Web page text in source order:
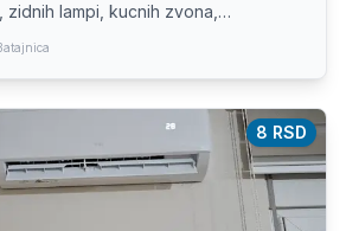
lampi, kucnih zvona,
bojlera ...
8 RSD